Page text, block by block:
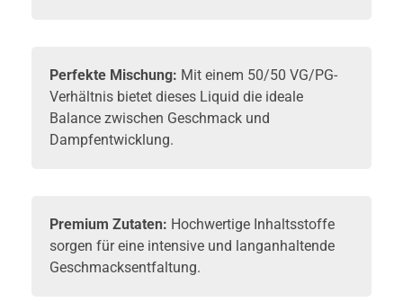
Perfekte Mischung: Mit einem 50/50 VG/PG-
Verhältnis bietet dieses Liquid die ideale
Balance zwischen Geschmack und
Dampfentwicklung.
Premium Zutaten: Hochwertige Inhaltsstoffe
sorgen für eine intensive und langanhaltende
Geschmacksentfaltung.